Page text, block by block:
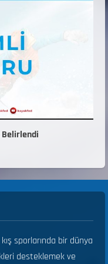
sporlarında bir dünya
desteklemek ve